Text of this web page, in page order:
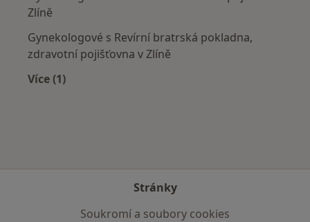
Zlíně
Gynekologové s Revírní bratrská pokladna,
zdravotní pojišťovna v Zlíně
Více (1)
Stránky
Soukromí a soubory cookies